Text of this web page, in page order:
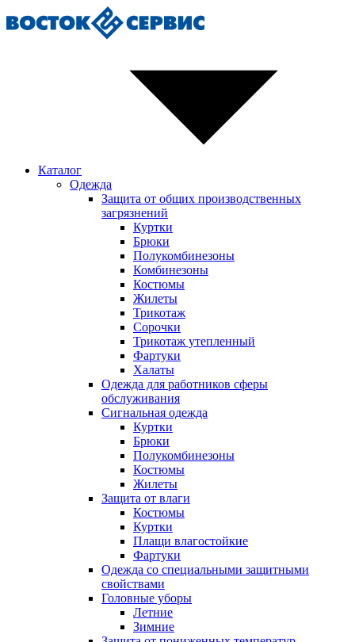
Каталог
Одежда
Защита от общих производственных
загрязнений
Куртки
Брюки
Полукомбинезоны
Комбинезоны
Костюмы
Жилеты
Трикотаж
Сорочки
Трикотаж утепленный
Фартуки
Халаты
Одежда для работников сферы
обслуживания
Сигнальная одежда
Куртки
Брюки
Полукомбинезоны
Костюмы
Жилеты
Защита от влаги
Костюмы
Куртки
Плащи влагостойкие
Фартуки
Одежда со специальными защитными
свойствами
Головные уборы
Летние
Зимние